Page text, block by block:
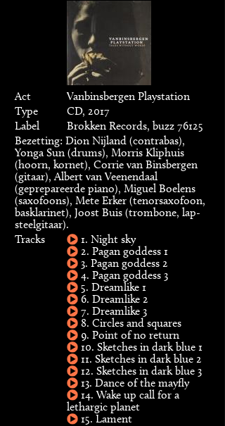
Act
Vanbinsbergen Playstation
Type
CD, 2017
Label
Brokken Records, buzz 76125
Bezetting: Dion Nijland (contrabas),
Yonga Sun (drums), Morris Kliphuis
(hoorn, kornet), Corrie van Binsbergen
(gitaar), Albert van Veenendaal
(geprepareerde piano), Miguel Boelens
(saxofoons), Mete Erker (tenorsaxofoon,
basklarinet), Joost Buis (trombone, lap-
steelgitaar).
Tracks
1. Night sky
2. Pagan goddess 1
3. Pagan goddess 2
4. Pagan goddess 3
5. Dreamlike 1
6. Dreamlike 2
7. Dreamlike 3
8. Circles and squares
9. Point of no return
10. Sketches in dark blue 1
11. Sketches in dark blue 2
12. Sketches in dark blue 3
13. Dance of the mayfly
14. Wake up call for a
lethargic planet
15. Lament